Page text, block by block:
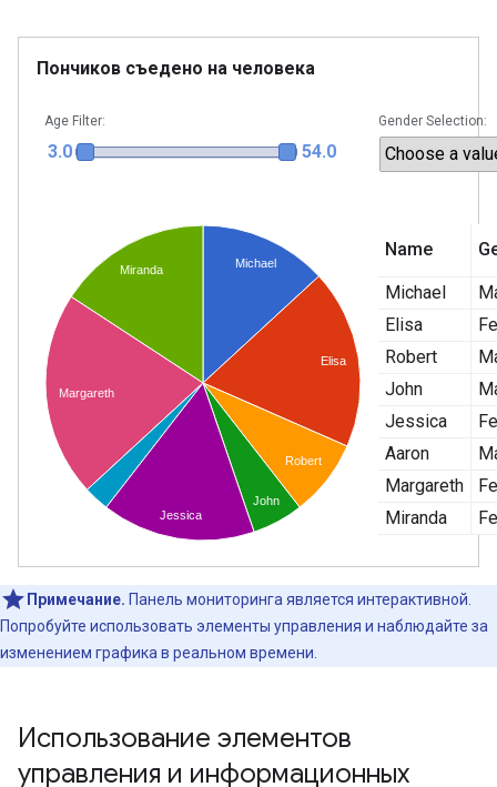
Примечание. Панель мониторинга является интерактивной.
Попробуйте использовать элементы управления и наблюдайте за
изменением графика в реальном времени.
Использование элементов
управления и информационных